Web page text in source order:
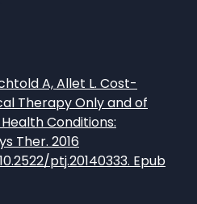
A, Allet L. Cost-
Therapy Only and of
Conditions:
Ther. 2016
ptj.20140333. Epub